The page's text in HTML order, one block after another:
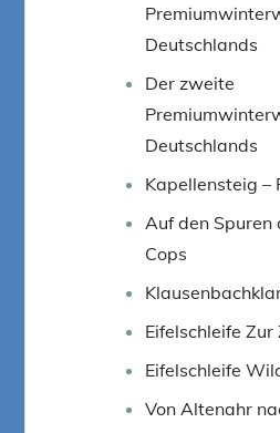
Deutschlands
Der zweite
Deutschlands
Kapellensteig –
Auf den Spuren
Cops
Eifelschleife
Eifelschleife
Von Altenahr